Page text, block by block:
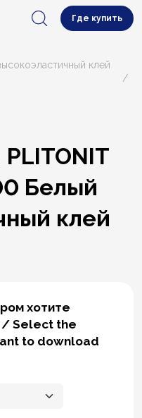
Где купить
клей
Белый
клей
хотите
/ Select the
to download